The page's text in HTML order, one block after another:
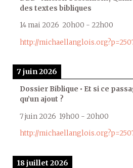
des textes bibliques
14 mai 2026 20h00 - 22h00
http://
7 juin 2026
Dossier Biblique • Et si ce
qu’un ajout ?
7 juin 2026 19h00 - 20h00
http://
18 juillet 2026